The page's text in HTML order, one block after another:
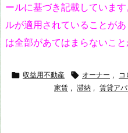
ールに基づき記載していま
ルが適用されていることが
は全部があてはまらないこと
 収益用不動産  オーナー , コ
家賃 , 滞納 , 賃貸アパ